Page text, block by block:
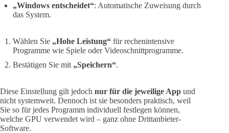
„Windows entscheidet“: Automatische Zuweisung durch
das System.
Wählen Sie „Hohe Leistung“ für rechenintensive
Programme wie Spiele oder Videoschnittprogramme.
Bestätigen Sie mit „Speichern“.
Diese Einstellung gilt jedoch nur für die jeweilige App und
nicht systemweit. Dennoch ist sie besonders praktisch, weil
Sie so für jedes Programm individuell festlegen können,
welche GPU verwendet wird – ganz ohne Drittanbieter-
Software.